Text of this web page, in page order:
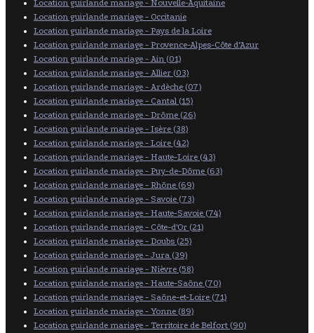
Location guirlande mariage - Nouvelle-Aquitaine
Location guirlande mariage - Occitanie
Location guirlande mariage - Pays de la Loire
Location guirlande mariage - Provence-Alpes-Côte d’Azur
Location guirlande mariage - Ain (01)
Location guirlande mariage - Allier (03)
Location guirlande mariage - Ardèche (07)
Location guirlande mariage - Cantal (15)
Location guirlande mariage - Drôme (26)
Location guirlande mariage - Isère (38)
Location guirlande mariage - Loire (42)
Location guirlande mariage - Haute-Loire (43)
Location guirlande mariage - Puy-de-Dôme (63)
Location guirlande mariage - Rhône (69)
Location guirlande mariage - Savoie (73)
Location guirlande mariage - Haute-Savoie (74)
Location guirlande mariage - Côte-d'Or (21)
Location guirlande mariage - Doubs (25)
Location guirlande mariage - Jura (39)
Location guirlande mariage - Nièvre (58)
Location guirlande mariage - Haute-Saône (70)
Location guirlande mariage - Saône-et-Loire (71)
Location guirlande mariage - Yonne (89)
Location guirlande mariage - Territoire de Belfort (90)